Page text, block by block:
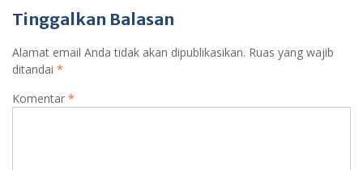
Tinggalkan Balasan
Alamat email Anda tidak akan dipublikasikan. Ruas yang wajib
ditandai *
Komentar *